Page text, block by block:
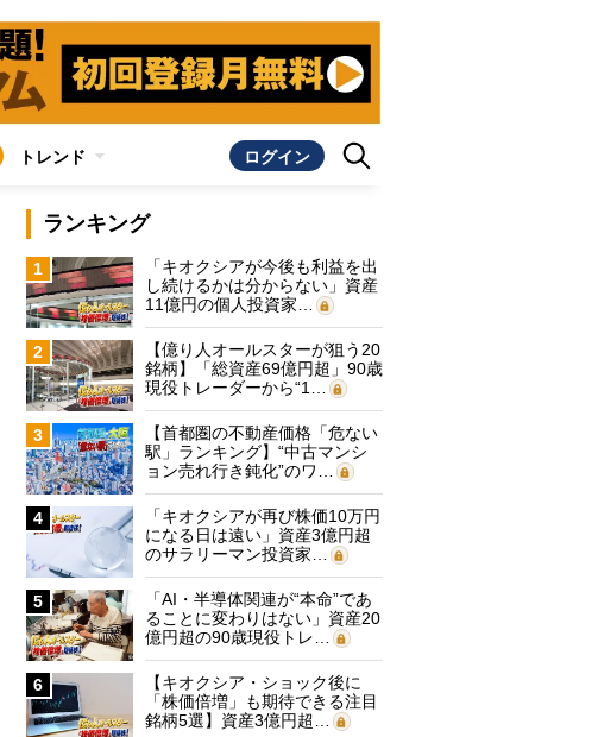
トレンド ログイン
ランキング
1
「キオクシアが今後も利益を出
し続けるかは分からない」資産
11億円の個人投資家…
2
【億り人オールスターが狙う20
銘柄】「総資産69億円超」90歳
現役トレーダーから“1…
3
【首都圏の不動産価格「危ない
駅」ランキング】“中古マンシ
ョン売れ行き鈍化”のワ…
4
「キオクシアが再び株価10万円
になる日は遠い」資産3億円超
のサラリーマン投資家…
5
「AI・半導体関連が“本命”であ
ることに変わりはない」資産20
億円超の90歳現役トレ…
6
【キオクシア・ショック後に
「株価倍増」も期待できる注目
銘柄5選】資産3億円超…